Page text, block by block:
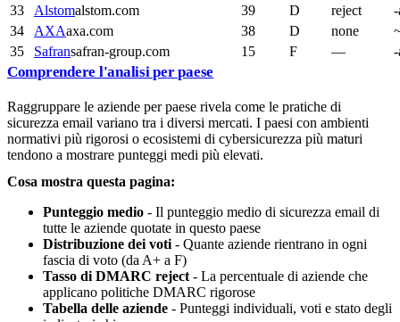
33
Alstomalstom.com 39 D reject
34
AXAaxa.com 38 D none
35
Safransafran-group.com 15 F —
Comprendere l'analisi per paese
Raggruppare le aziende per paese rivela come le pratiche di
sicurezza email variano tra i diversi mercati. I paesi con ambienti
normativi più rigorosi o ecosistemi di cybersicurezza più maturi
tendono a mostrare punteggi medi più elevati.
Cosa mostra questa pagina:
Punteggio medio - Il punteggio medio di sicurezza email di
tutte le aziende quotate in questo paese
Distribuzione dei voti- Quante aziende rientrano in ogni
fascia di voto (da A+ a F)
Tasso di DMARC reject- La percentuale di aziende che
applicano politiche DMARC rigorose
Tabella delle aziende - Punteggi individuali, voti e stato degli